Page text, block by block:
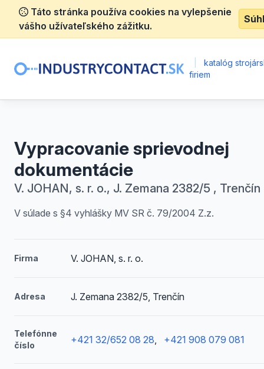
Táto stránka používa cookies na vylepšenie
vášho užívateľského zážitku.
katalóg
firiem
Vypracovanie sprievodnej
dokumentácie
V. JOHAN, s. r. o., J. Zemana 2382/5 , Trenčín
V súlade s §4 vyhlášky MV SR č. 79/2004 Z.z.
Firma V. JOHAN, s. r. o.
Adresa J. Zemana 2382/5, Trenčín
Telefónne
číslo
+421 32/652 08 28, +421 908 079 081